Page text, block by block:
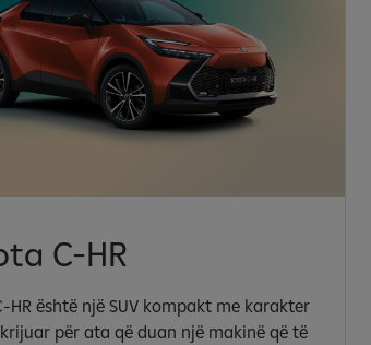
C-HR
HR është një SUV kompakt me karakter
për ata që duan një makinë që të